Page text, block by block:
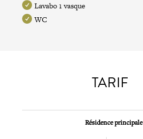
Lavabo 1 vasque
WC
TARIF
Résidence principale